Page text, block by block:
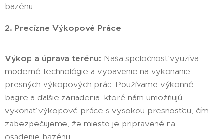
bazénu.
2. Precízne Výkopové Práce
Výkop a úprava terénu: Naša spoločnosť využíva
moderné technológie a vybavenie na vykonanie
presných výkopových prác. Používame výkonné
bagre a ďalšie zariadenia, ktoré nám umožňujú
vykonať výkopové práce s vysokou presnosťou, čím
zabezpečujeme, že miesto je pripravené na
osadenie bazénu.